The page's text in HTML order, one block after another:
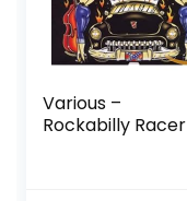
Various –
Rockabilly Racer